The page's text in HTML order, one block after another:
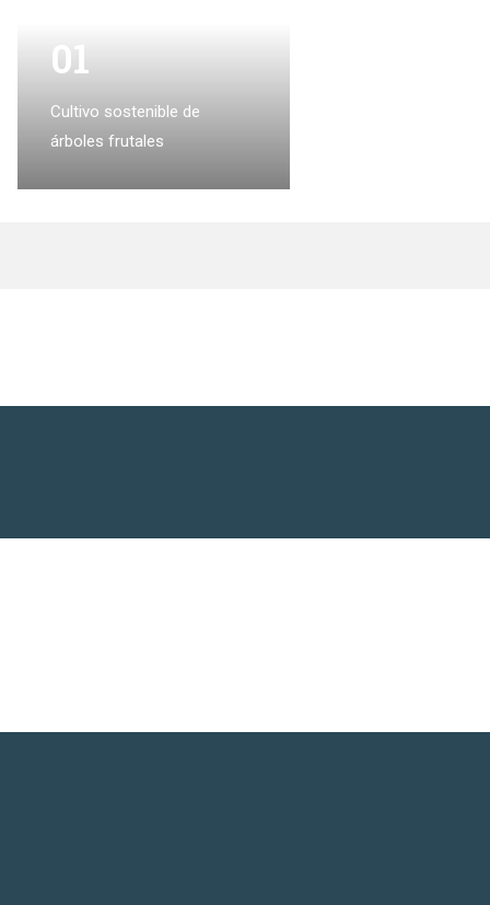
01
Cultivo sostenible de
árboles frutales